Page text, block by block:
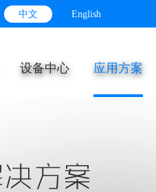
中文 English
设备中心 应用方案